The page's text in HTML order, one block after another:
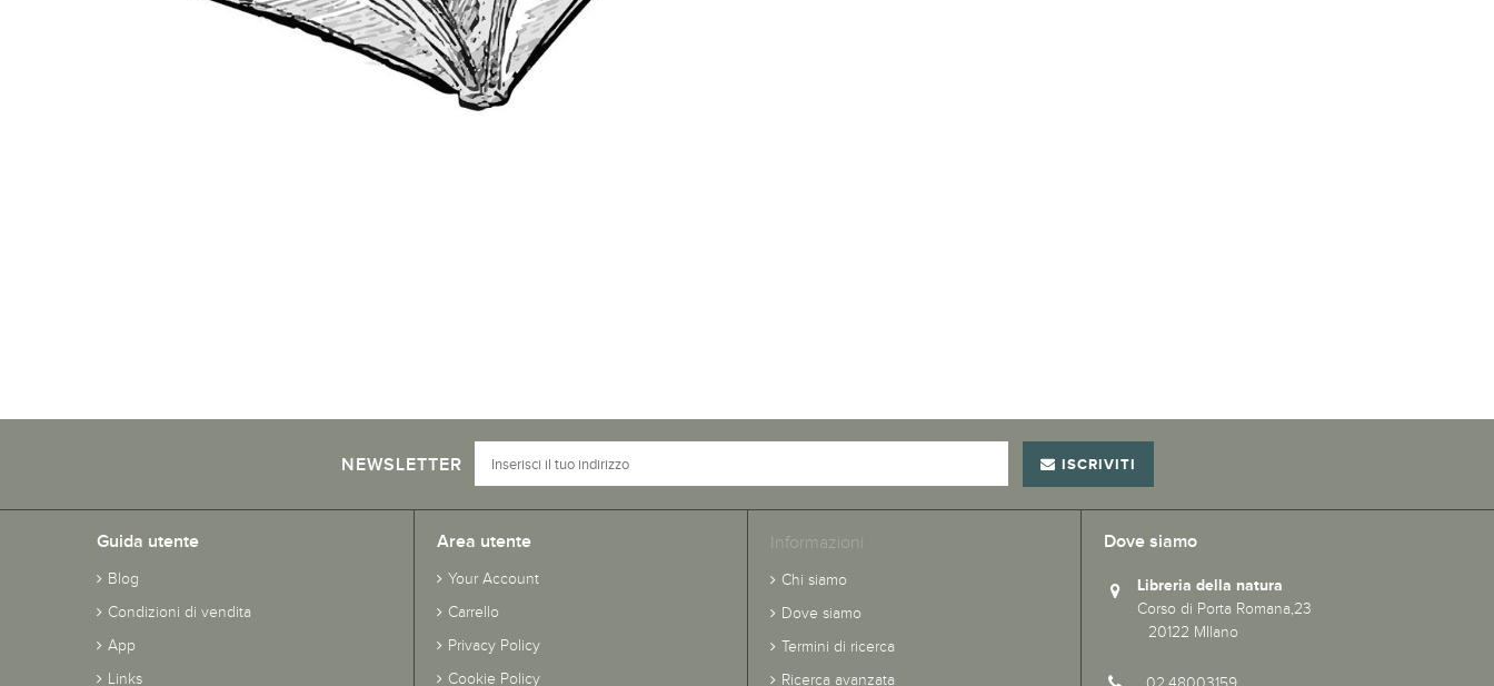
NEWSLETTER ISCRIVITI
Guida utente
Blog
Condizioni di vendita
App
Links
Area utente
Your Account
Carrello
Privacy Policy
Cookie Policy
Informazioni
Chi siamo
Dove siamo
Termini di ricerca
Ricerca avanzata
Dove siamo
Libreria della natura
Corso di Porta Romana,23
20122 MIlano